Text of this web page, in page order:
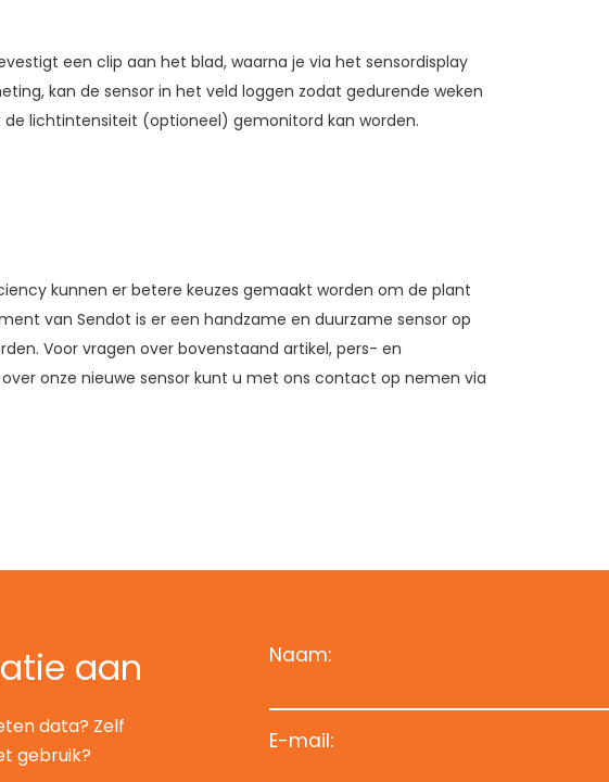
een clip aan het blad, waarna je via het sensordisplay
kan de sensor in het veld loggen zodat gedurende weken
lichtintensiteit (optioneel) gemonitord kan worden.
kunnen er betere keuzes gemaakt worden om de plant
van Sendot is er een handzame en duurzame sensor op
Voor vragen over bovenstaand artikel, pers- en
onze nieuwe sensor kunt u met ons contact op nemen via
aan
data? Zelf
gebruik?
Naam:
E-mail: